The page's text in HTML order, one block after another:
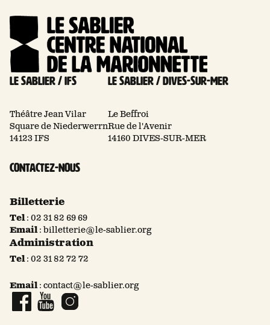
Le Sablier / Ifs
Théâtre Jean Vilar
Square de Niederwerrn
14123 IFS
Le Sablier / Dives-sur-mer
Le Beffroi
Rue de l'Avenir
14160 DIVES-SUR-MER
Contactez-nous
Billetterie
Tel: 02 31 82 69 69
Email:billetterie@le-sablier.org
Administration
Tel: 02 31 82 72 72
Email: contact@le-sablier.org